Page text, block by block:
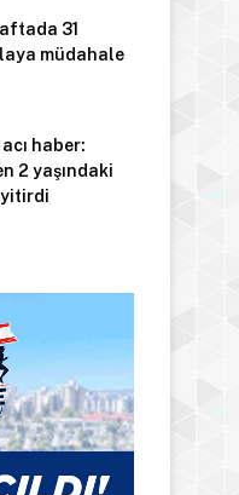
31
müdahale
haber:
2 yaşındaki
yitirdi